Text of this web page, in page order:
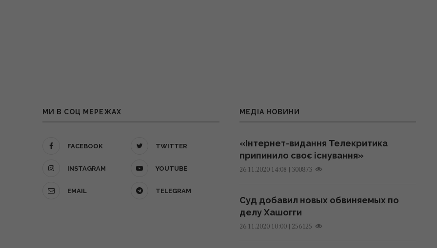
МИ В СОЦ МЕРЕЖАХ
FACEBOOK TWITTER
INSTAGRAM YOUTUBE
EMAIL TELEGRAM
МЕДІА НОВИНИ
«Інтернет-видання Телекритика
припинило своє існування»
26.11.2020 14:08 | 300873
Суд добавил новых обвиняемых по
делу Хашогги
26.11.2020 10:00| 256125